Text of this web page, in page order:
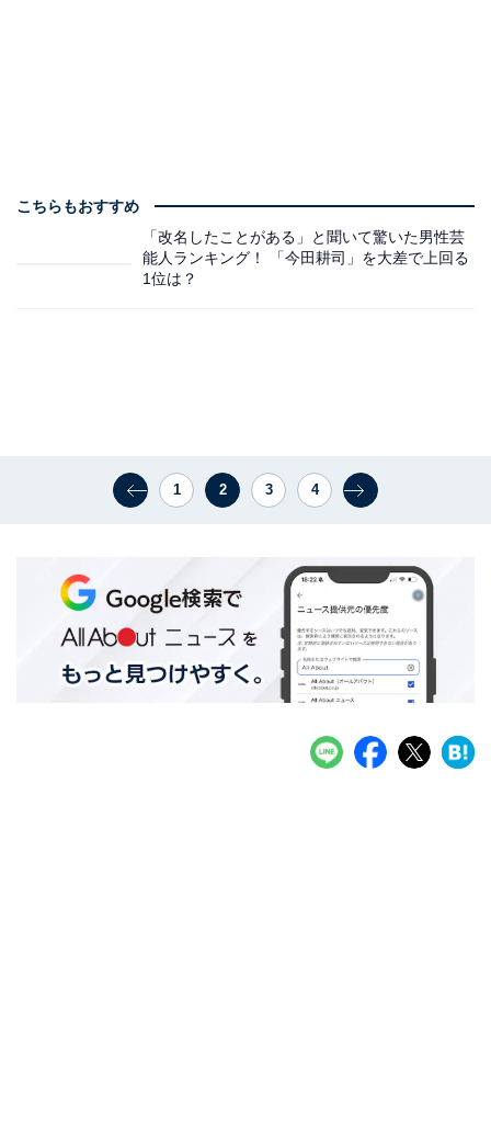
こちらもおすすめ
「改名したことがある」と聞いて驚いた男性芸
能人ランキング！ 「今田耕司」を大差で上回る
1位は？
1 2 3 4